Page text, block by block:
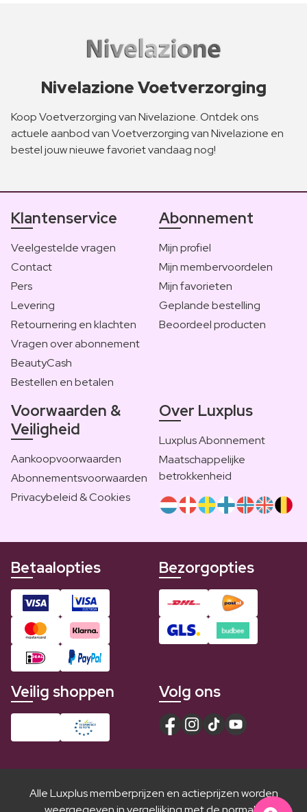
Nivelazione Voetverzorging
Koop Voetverzorging van Nivelazione. Ontdek ons
actuele aanbod van Voetverzorging van Nivelazione en
bestel jouw nieuwe favoriet vandaag nog!
Klantenservice
Veelgestelde vragen
Contact
Pers
Levering
Retournering en klachten
Vragen over abonnement
BeautyCash
Bestellen en betalen
Abonnement
Mijn profiel
Mijn membervoordelen
Mijn favorieten
Geplande bestelling
Beoordeel producten
Voorwaarden &
Veiligheid
Aankoopvoorwaarden
Abonnementsvoorwaarden
Privacybeleid & Cookies
Over Luxplus
Luxplus Abonnement
Maatschappelijke
betrokkenheid
Betaalopties Bezorgopties
Veilig shoppen Volg ons
Alle Luxplus memberprijzen en actieprijzen worden